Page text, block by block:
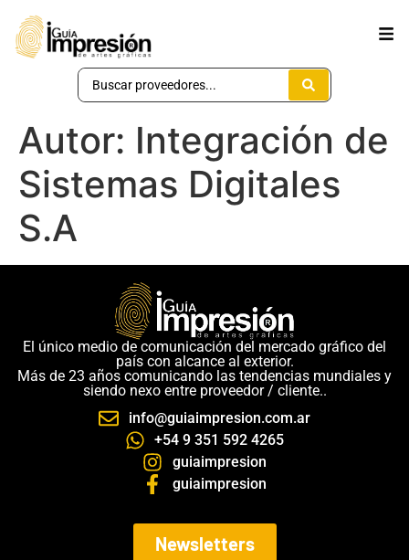
Autor: Integración de
Sistemas Digitales
S.A
El único medio de comunicación del mercado gráfico del
país con alcance al exterior.
Más de 23 años comunicando las tendencias mundiales y
siendo nexo entre proveedor / cliente..
info@guiaimpresion.com.ar
+54 9 351 592 4265
guiaimpresion
guiaimpresion
Newsletters